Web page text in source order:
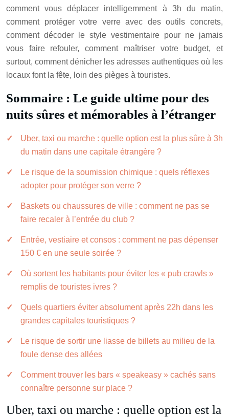
comment vous déplacer intelligemment à 3h du matin,
comment protéger votre verre avec des outils concrets,
comment décoder le style vestimentaire pour ne jamais
vous faire refouler, comment maîtriser votre budget, et
surtout, comment dénicher les adresses authentiques où les
locaux font la fête, loin des pièges à touristes.
Sommaire : Le guide ultime pour des
nuits sûres et mémorables à l’étranger
Uber, taxi ou marche : quelle option est la plus sûre à 3h
du matin dans une capitale étrangère ?
Le risque de la soumission chimique : quels réflexes
adopter pour protéger son verre ?
Baskets ou chaussures de ville : comment ne pas se
faire recaler à l’entrée du club ?
Entrée, vestiaire et consos : comment ne pas dépenser
150 € en une seule soirée ?
Où sortent les habitants pour éviter les « pub crawls »
remplis de touristes ivres ?
Quels quartiers éviter absolument après 22h dans les
grandes capitales touristiques ?
Le risque de sortir une liasse de billets au milieu de la
foule dense des allées
Comment trouver les bars « speakeasy » cachés sans
connaître personne sur place ?
Uber, taxi ou marche : quelle option est la